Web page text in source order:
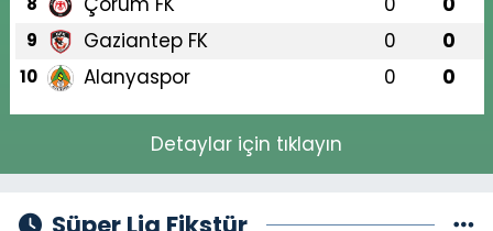
9 Gaziantep FK 0 0
10 Alanyaspor 0 0
Detaylar için tıklayın